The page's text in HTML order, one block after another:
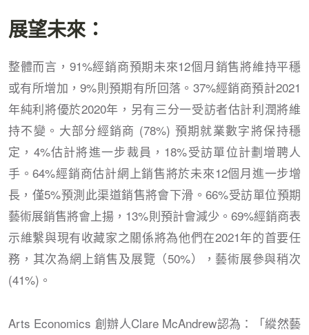
展望未來：
整體而言，91%經銷商預期未來12個月銷售將維持平穩
或有所增加，9%則預期有所回落。37%經銷商預計2021
年純利將優於2020年，另有三分一受訪者估計利潤將維
持不變。大部分經銷商 (78%) 預期就業數字將保持穩
定，4%估計將進一步裁員，18%受訪單位計劃增聘人
手。64%經銷商估計網上銷售將於未來12個月進一步增
長，僅5%預測此渠道銷售將會下滑。66%受訪單位預期
藝術展銷售將會上揚，13%則預計會減少。69%經銷商表
示維繫與現有收藏家之關係將為他們在2021年的首要任
務，其次為網上銷售及展覽（50%），藝術展參與稍次
(41%)。
Arts Economics 創辦人Clare McAndrew認為：「縱然藝